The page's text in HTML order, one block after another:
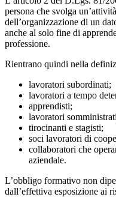
persona che svolga
dell’organizzazione di un
anche al solo fine di
professione.
Rientrano quindi nella
lavoratori subordinati;
lavoratori a tempo
apprendisti;
lavoratori
tirocinanti e stagisti;
soci lavoratori di
collaboratori che
aziendale.
L’obbligo formativo non
dall’effettiva esposizione ai